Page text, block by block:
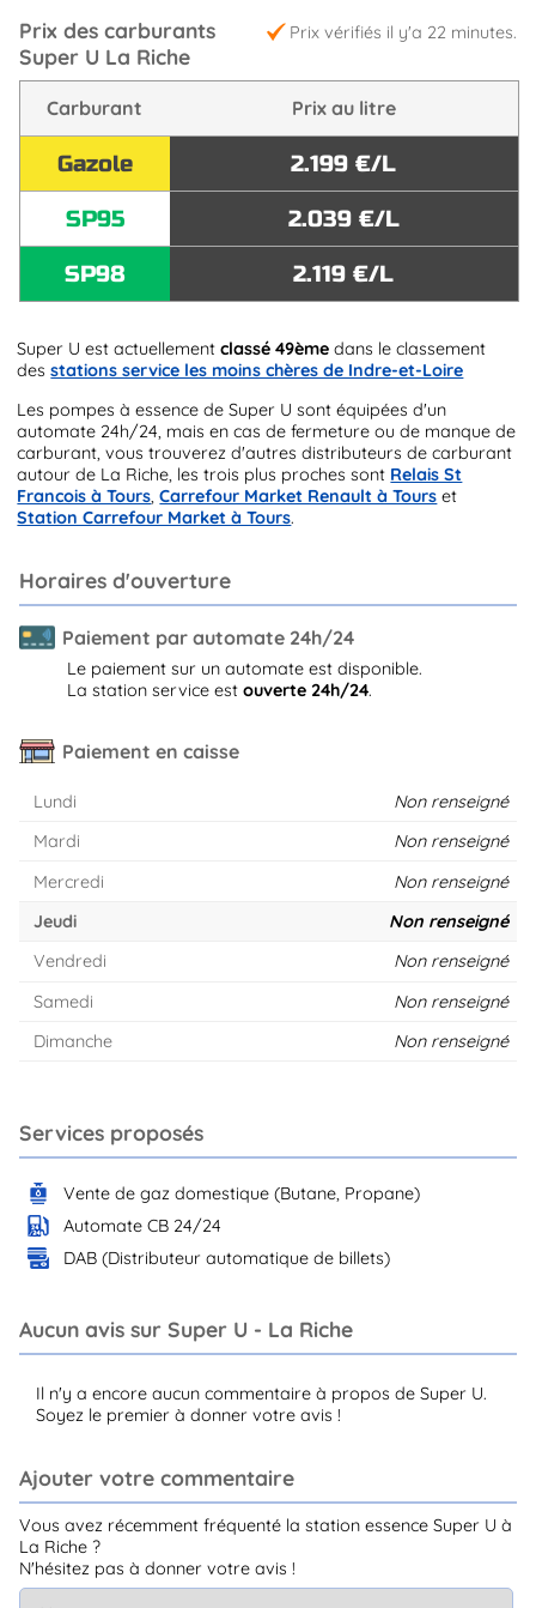
Prix vérifiés il y'a 22 minutes.
Prix des carburants
Super U La Riche
Carburant Prix au litre
Gazole
2.199 €/L
SP95
2.039 €/L
SP98
2.119 €/L
Super U est actuellementclassé 49ème dans le classement
desstations service les moins chères de Indre-et-Loire
Les pompes à essence de Super U sont équipées d'un
automate 24h/24, mais en cas de fermeture ou de manque de
carburant, vous trouverez d'autres distributeurs de carburant
autour de La Riche, les trois plus proches sont Relais St
Francois à Tours,Carrefour Market Renault à Tours et
Station Carrefour Market à Tours.
Horaires d'ouverture
Paiement par automate 24h/24
Le paiement sur un automate est disponible.
La station service est ouverte 24h/24.
Paiement en caisse
Lundi
Non renseigné
Mardi
Non renseigné
Mercredi
Non renseigné
Jeudi
Non renseigné
Vendredi
Non renseigné
Samedi
Non renseigné
Dimanche
Non renseigné
Services proposés
Vente de gaz domestique (Butane, Propane)
Automate CB 24/24
DAB (Distributeur automatique de billets)
Aucun avis sur Super U - La Riche
Il n'y a encore aucun commentaire à propos de Super U.
Soyez le premier à donner votre avis !
Ajouter votre commentaire
Vous avez récemment fréquenté la station essence Super U à
La Riche ?
N'hésitez pas à donner votre avis !